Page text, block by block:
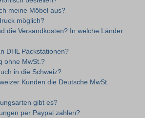
meine Möbel aus?
möglich?
die Versandkosten? In welche Länder
DHL Packstationen?
ohne MwSt.?
in die Schweiz?
Kunden die Deutsche MwSt.
gibt es?
per Paypal zahlen?